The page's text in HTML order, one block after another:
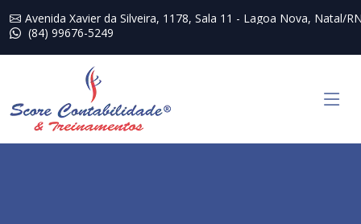
Avenida Xavier da Silveira, 1178, Sala 11 - Lagoa Nova, Natal/
(84) 99676-5249